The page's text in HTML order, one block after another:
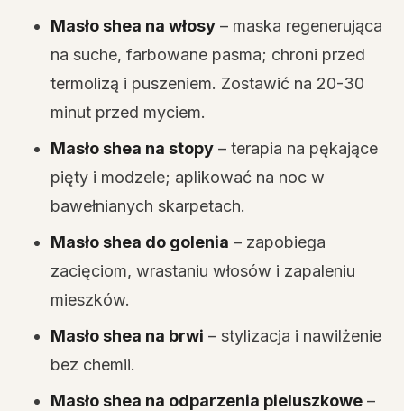
Masło shea na włosy – maska regenerująca
na suche, farbowane pasma; chroni przed
termolizą i puszeniem. Zostawić na 20-30
minut przed myciem.
Masło shea na stopy – terapia na pękające
pięty i modzele; aplikować na noc w
bawełnianych skarpetach.
Masło shea do golenia – zapobiega
zacięciom, wrastaniu włosów i zapaleniu
mieszków.
Masło shea na brwi – stylizacja i nawilżenie
bez chemii.
Masło shea na odparzenia pieluszkowe –